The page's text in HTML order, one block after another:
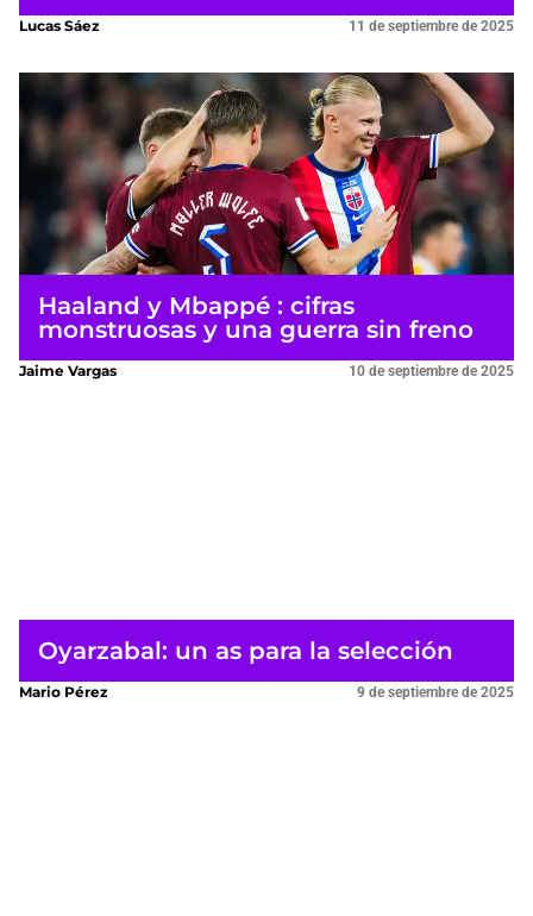
Lucas Sáez 11 de septiembre de 2025
Haaland y Mbappé : cifras
monstruosas y una guerra sin freno
Jaime Vargas 10 de septiembre de 2025
Oyarzabal: un as para la selección
Mario Pérez 9 de septiembre de 2025